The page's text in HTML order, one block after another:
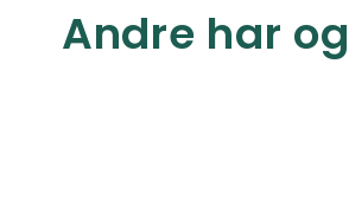
Andre har